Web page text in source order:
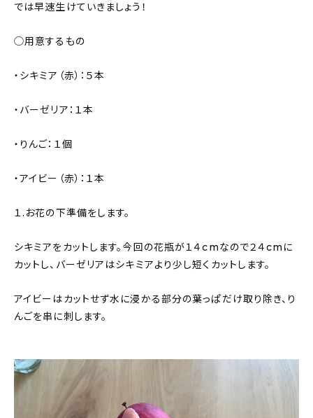
では早速生けていきましょう！
◯用意するもの
・シキミア（赤）：５本
・バーゼリア：１本
・りんご：１個
・アイビー（赤）：１本
１.お花の下準備をします。
シキミアをカットします。今回の花瓶が１４cmなので２４cmに
カットし、バーゼリアはシキミアより少し短くカットします。
アイビーはカットせず水に浸かる部分の葉っぱだけ取り除き、り
んごを串に刺します。